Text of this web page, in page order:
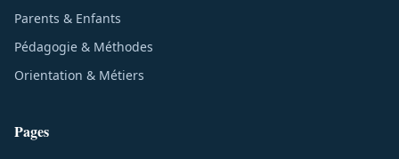
Parents & Enfants
Pédagogie & Méthodes
Orientation & Métiers
Pages